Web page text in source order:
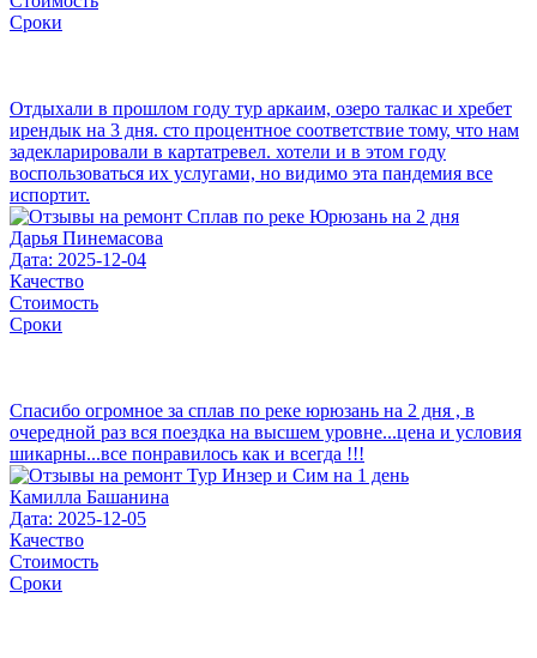
Сроки
Отдыхали в прошлом году тур аркаим, озеро талкас и хребет
ирендык на 3 дня. сто процентное соответствие тому, что нам
задекларировали в картатревел. хотели и в этом году
воспользоваться их услугами, но видимо эта пандемия все
испортит.
Дарья Пинемасова
Дата: 2025-12-04
Качество
Стоимость
Сроки
Спасибо огромное за сплав по реке юрюзань на 2 дня , в
очередной раз вся поездка на высшем уровне...цена и условия
шикарны...все понравилось как и всегда !!!
Камилла Башанина
Дата: 2025-12-05
Качество
Стоимость
Сроки